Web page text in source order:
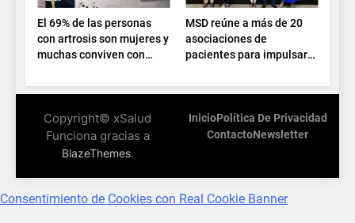
El 69% de las personas
con artrosis son mujeres y
muchas conviven con
los 50, en plena etapa
MSD reúne a más de 20
asociaciones de
pacientes para impulsar
presente y el futuro del
Copyright© xSalud
Funciona gracias a
BlazeThemes.
InicioPolítica De Privacidad
ContactoNewsletter
Consentimiento de Cookies con Real Cookie Banner